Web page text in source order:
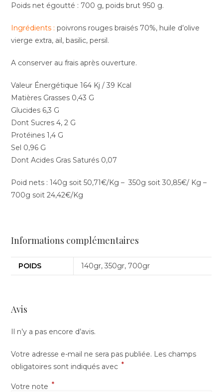
Poids net égoutté : 700 g, poids brut 950 g.
Ingrédients : poivrons rouges braisés 70%, huile d’olive
vierge extra, ail, basilic, persil.
A conserver au frais après ouverture.
Valeur Énergétique 164 Kj / 39 Kcal
Matières Grasses 0,43 G
Glucides 6,3 G
Dont Sucres 4, 2 G
Protéines 1,4 G
Sel 0,96 G
Dont Acides Gras Saturés 0,07
Poid nets : 140g soit 50,71€/Kg – 350g soit 30,85€/ Kg –
700g soit 24,42€/Kg
Informations complémentaires
POIDS 140gr, 350gr, 700gr
Avis
Il n’y a pas encore d’avis.
Votre adresse e-mail ne sera pas publiée. Les champs
obligatoires sont indiqués avec *
Votre note *